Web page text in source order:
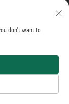
prava
don't want to